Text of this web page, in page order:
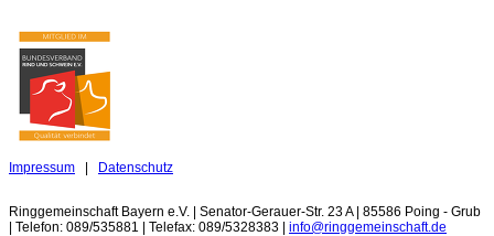
Impressum Datenschutz
Ringgemeinschaft Bayern e.V. | Senator-Gerauer-Str. 23 A | 85586 Poing - Grub
| Telefon: 089/535881 | Telefax: 089/5328383 | info@ringgemeinschaft.de